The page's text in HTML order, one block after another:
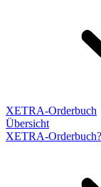
XETRA-Orderbuch
Übersicht
XETRA-Orderbuch?